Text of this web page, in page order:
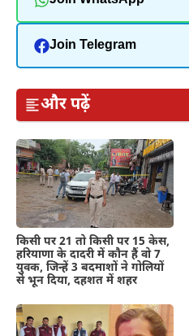
Join Telegram
और पढ़ें
किसी पर 21 तो किसी पर 15 केस,
हरियाणा के दादरी में कौन हैं वो 7
युवक, जिन्हें 3 बदमाशों ने गोलियों
से भून दिया, दहशत में शहर